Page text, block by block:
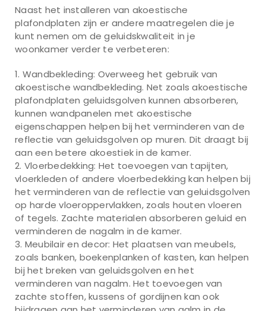
Naast het installeren van akoestische
plafondplaten zijn er andere maatregelen die je
kunt nemen om de geluidskwaliteit in je
woonkamer verder te verbeteren:
Wandbekleding: Overweeg het gebruik van
akoestische wandbekleding. Net zoals akoestische
plafondplaten geluidsgolven kunnen absorberen,
kunnen wandpanelen met akoestische
eigenschappen helpen bij het verminderen van de
reflectie van geluidsgolven op muren. Dit draagt bij
aan een betere akoestiek in de kamer.
Vloerbedekking: Het toevoegen van tapijten,
vloerkleden of andere vloerbedekking kan helpen bij
het verminderen van de reflectie van geluidsgolven
op harde vloeroppervlakken, zoals houten vloeren
of tegels. Zachte materialen absorberen geluid en
verminderen de nagalm in de kamer.
Meubilair en decor: Het plaatsen van meubels,
zoals banken, boekenplanken of kasten, kan helpen
bij het breken van geluidsgolven en het
verminderen van nagalm. Het toevoegen van
zachte stoffen, kussens of gordijnen kan ook